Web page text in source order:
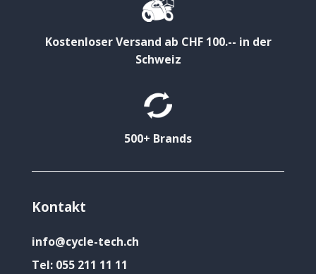
Kostenloser Versand ab CHF 100.-- in der
Schweiz
500+ Brands
Kontakt
info@cycle-tech.ch
Tel: 055 211 11 11